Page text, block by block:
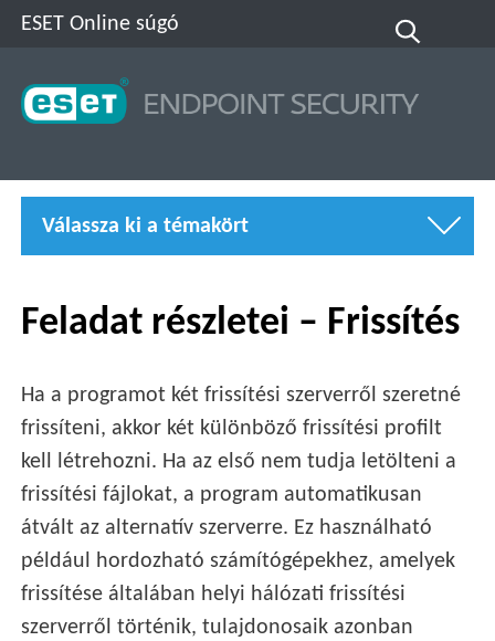
ESET Online súgó
Válassza ki a témakört
Feladat részletei – Frissítés
Ha a programot két frissítési szerverről szeretné
frissíteni, akkor két különböző frissítési profilt
kell létrehozni. Ha az első nem tudja letölteni a
frissítési fájlokat, a program automatikusan
átvált az alternatív szerverre. Ez használható
például hordozható számítógépekhez, amelyek
frissítése általában helyi hálózati frissítési
szerverről történik, tulajdonosaik azonban